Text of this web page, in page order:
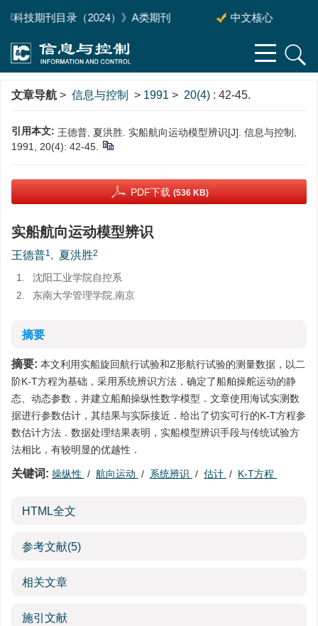
科技期刊目录（2024）》A类期刊 中文核心
文章导航 > 信息与控制 > 1991 > 20(4) : 42-45.
引用本文: 王德普, 夏洪胜. 实船航向运动模型辨识[J]. 信息与控制,
1991, 20(4): 42-45.
PDF下载 (536 KB)
实船航向运动模型辨识
王德普1, 夏洪胜2
1.
沈阳工业学院自控系
2.
东南大学管理学院,南京
摘要
摘要: 本文利用实船旋回航行试验和Z形航行试验的测量数据，以二
阶K-T方程为基础，采用系统辨识方法，确定了船舶操舵运动的静
态、动态参数，并建立船舶操纵性数学模型．文章使用海试实测数
据进行参数估计，其结果与实际接近．给出了切实可行的K-T方程参
数估计方法．数据处理结果表明，实船模型辨识手段与传统试验方
法相比，有较明显的优越性．
关键词: 操纵性 / 航向运动 / 系统辨识 / 估计 / K-T方程
HTML全文
参考文献(5)
相关文章
施引文献